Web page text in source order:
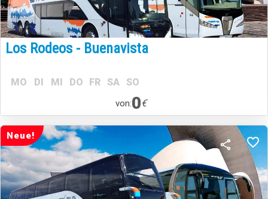
Los Rodeos - Buenavista
MO DI MI DO FR SA SO
von:0€
Neue!